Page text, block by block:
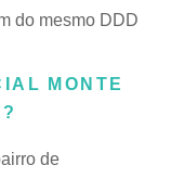
do mesmo DDD
MONTE
de